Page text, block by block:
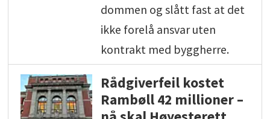
dommen og slått fast at det
ikke forelå ansvar uten
kontrakt med byggherre.
Rådgiverfeil kostet
Rambøll 42 millioner –